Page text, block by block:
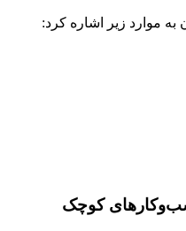
به موارد زیر اشاره کرد:
کوچک